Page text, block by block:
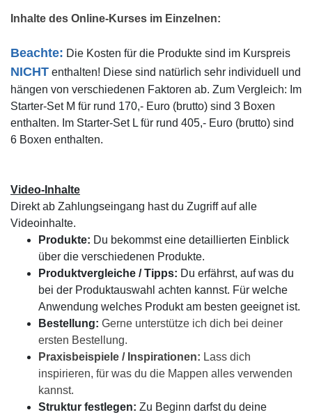
Inhalte des Online-Kurses im Einzelnen:
Beachte: Die Kosten für die Produkte sind im Kurspreis
NICHT enthalten! Diese sind natürlich sehr individuell und
hängen von verschiedenen Faktoren ab. Zum Vergleich: Im
Starter-Set M für rund 170,- Euro (brutto) sind 3 Boxen
enthalten. Im Starter-Set L für rund 405,- Euro (brutto) sind
6 Boxen enthalten.
Video-Inhalte
Direkt ab Zahlungseingang hast du Zugriff auf alle
Videoinhalte.
Produkte: Du bekommst eine detaillierten Einblick
über die verschiedenen Produkte.
Produktvergleiche / Tipps: Du erfährst, auf was du
bei der Produktauswahl achten kannst. Für welche
Anwendung welches Produkt am besten geeignet ist.
Bestellung: Gerne unterstütze ich dich bei deiner
ersten Bestellung.
Praxisbeispiele / Inspirationen: Lass dich
inspirieren, für was du die Mappen alles verwenden
kannst.
Struktur festlegen: Zu Beginn darfst du deine